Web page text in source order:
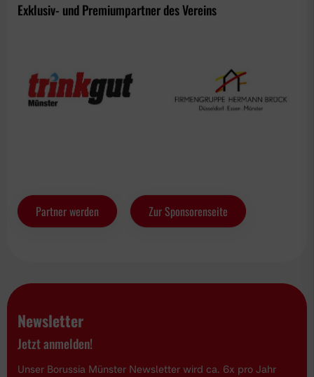
Exklusiv- und Premiumpartner des Vereins
Partner werden Zur Sponsorenseite
Newsletter
Jetzt anmelden!
Unser Borussia Münster Newsletter wird ca. 6x pro Jahr